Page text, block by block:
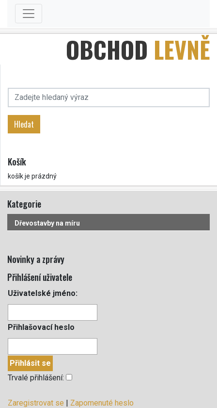
OBCHOD LEVNĚ
Hledat
Košík
košík je prázdný
Kategorie
Dřevostavby na míru
Novinky a zprávy
Přihlášení uživatele
Uživatelské jméno:
Přihlašovací heslo
Trvalé přihlášení:
Zaregistrovat se | Zapomenuté heslo